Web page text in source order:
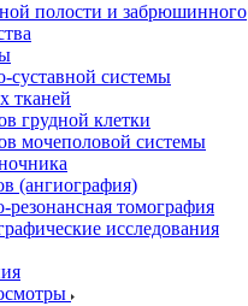
полости и забрюшинного
суставной системы
тканей
грудной клетки
мочеполовой системы
(ангиография)
томография
исследования